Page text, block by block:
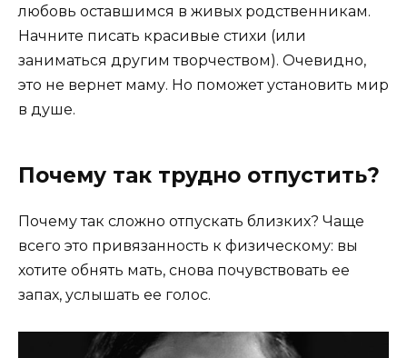
любовь оставшимся в живых родственникам.
Начните писать красивые стихи (или
заниматься другим творчеством). Очевидно,
это не вернет маму. Но поможет установить мир
в душе.
Почему так трудно отпустить?
Почему так сложно отпускать близких? Чаще
всего это привязанность к физическому: вы
хотите обнять мать, снова почувствовать ее
запах, услышать ее голос.